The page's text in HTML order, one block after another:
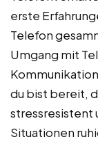
erste
Telefon
Umgang mit
du bist bereit,
stressresistent
Situationen